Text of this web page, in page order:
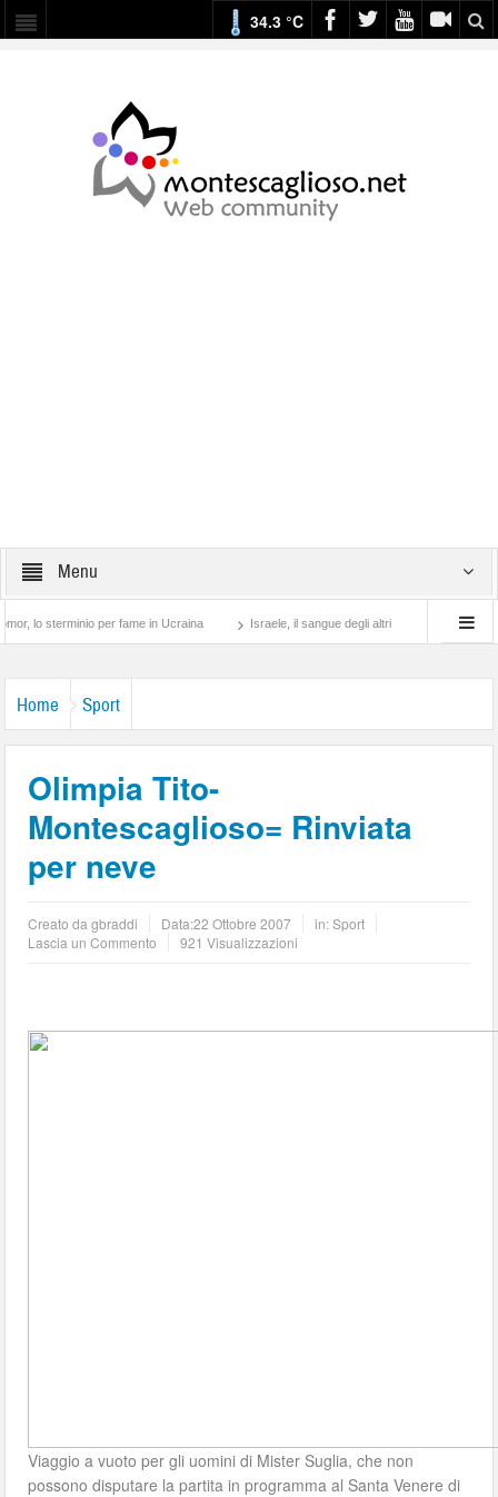
34.3 °C
Menu
per fame in Ucraina Israele, il sangue degli altri Lotta di classe…
Home Sport
Olimpia Tito-
Montescaglioso= Rinviata
per neve
Creato dagbraddi Data:22 Ottobre 2007 in:Sport
Lascia un Commento
921 Visualizzazioni
Viaggio a vuoto per gli uomini di Mister Suglia, che non
possono disputare la partita in programma al Santa Venere di